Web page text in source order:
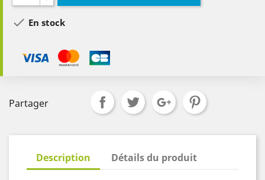
 En stock
Partager
Description Détails du produit